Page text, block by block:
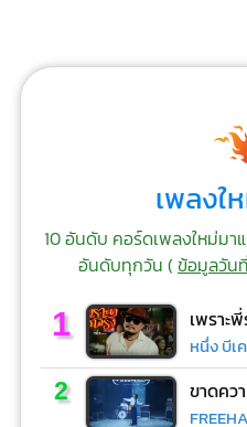
เพลงใ
10 อันดับ คอร์ดเพลงใหม่ม
อันดับทุกวัน (ข้อมูลวัน
1 เพราะ
หนึ่ง บีเ
2 ขาดคว